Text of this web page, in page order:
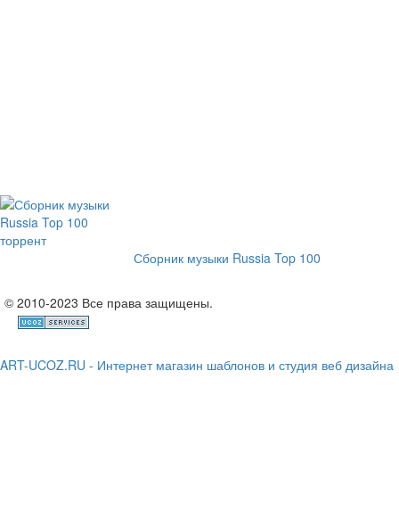
Сборник музыки Russia Top 100
© 2010-2023 Все права защищены.
ART-UCOZ.RU - Интернет магазин шаблонов и студия веб дизайна